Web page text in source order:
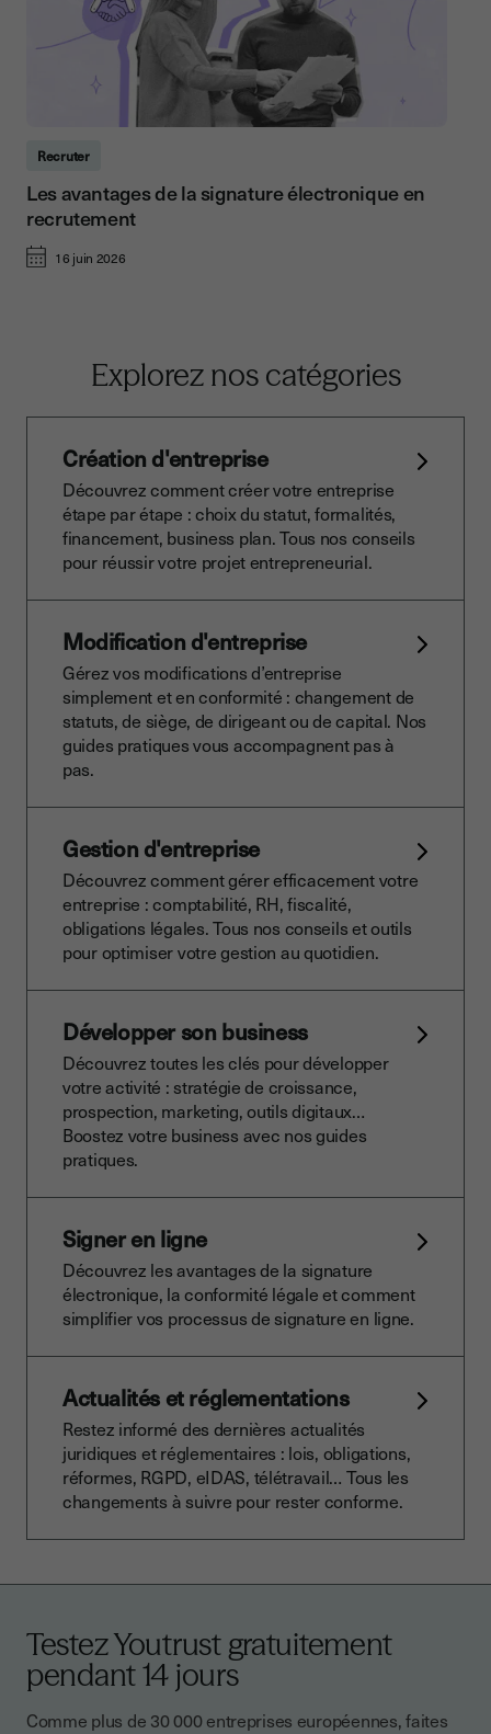
Recruter
Les avantages de la signature électronique en
recrutement
16 juin 2026
Explorez nos catégories
Création d'entreprise
Découvrez comment créer votre entreprise
étape par étape : choix du statut, formalités,
financement, business plan. Tous nos conseils
pour réussir votre projet entrepreneurial.
Modification d'entreprise
Gérez vos modifications d’entreprise
simplement et en conformité : changement de
statuts, de siège, de dirigeant ou de capital. Nos
guides pratiques vous accompagnent pas à
pas.
Gestion d'entreprise
Découvrez comment gérer efficacement votre
entreprise : comptabilité, RH, fiscalité,
obligations légales. Tous nos conseils et outils
pour optimiser votre gestion au quotidien.
Développer son business
Découvrez toutes les clés pour développer
votre activité : stratégie de croissance,
prospection, marketing, outils digitaux…
Boostez votre business avec nos guides
pratiques.
Signer en ligne
Découvrez les avantages de la signature
électronique, la conformité légale et comment
simplifier vos processus de signature en ligne.
Actualités et réglementations
Restez informé des dernières actualités
juridiques et réglementaires : lois, obligations,
réformes, RGPD, eIDAS, télétravail… Tous les
changements à suivre pour rester conforme.
Testez Youtrust gratuitement
pendant 14 jours
Comme plus de 30 000 entreprises européennes, faites